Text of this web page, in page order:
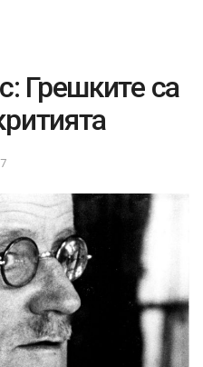
Грешките са